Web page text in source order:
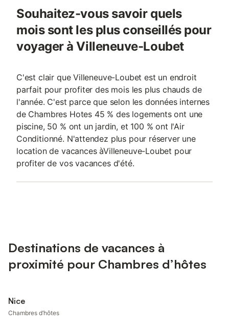
Souhaitez-vous savoir quels
mois sont les plus conseillés pour
voyager à Villeneuve-Loubet
C'est clair que Villeneuve-Loubet est un endroit
parfait pour profiter des mois les plus chauds de
l'année. C'est parce que selon les données internes
de Chambres Hotes 45 % des logements ont une
piscine, 50 % ont un jardin, et 100 % ont l'Air
Conditionné. N'attendez plus pour réserver une
location de vacances àVilleneuve-Loubet pour
profiter de vos vacances d'été.
Destinations de vacances à
proximité pour Chambres d’hôtes
Nice
Chambres d’hôtes